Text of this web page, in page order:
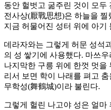
동안 헐벗고 굶주린 것이 모두
전사상(厭戰思想)은 하늘을
지금 허물어진 성터 위에 아기
데라자와는 그렇게 허문 성석
의 성 쌓기에 사용했다. 마쓰
나지막한 구릉 위에 한껏 멋을
리서 보면 학이 나래를 펴고
무학성(舞鶴城)이라 불린다.
그렇게 헐린 나고야 성은 얼마